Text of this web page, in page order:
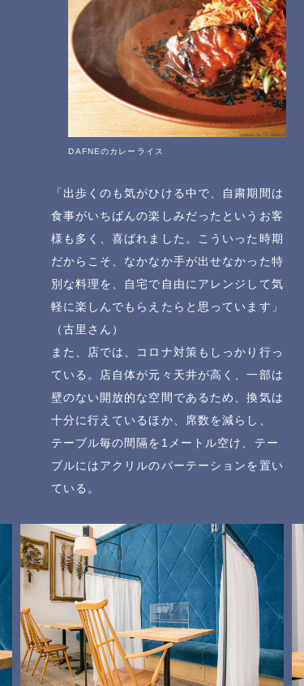
DAFNEのカレーライス
「出歩くのも気がひける中で、自粛期間は
食事がいちばんの楽しみだったというお客
様も多く、喜ばれました。こういった時期
だからこそ、なかなか手が出せなかった特
別な料理を、自宅で自由にアレンジして気
軽に楽しんでもらえたらと思っています」
（古里さん）
また、店では、コロナ対策もしっかり行っ
ている。店自体が元々天井が高く、一部は
壁のない開放的な空間であるため、換気は
十分に行えているほか、席数を減らし、
テーブル毎の間隔を1メートル空け、テー
ブルにはアクリルのパーテーションを置い
ている。